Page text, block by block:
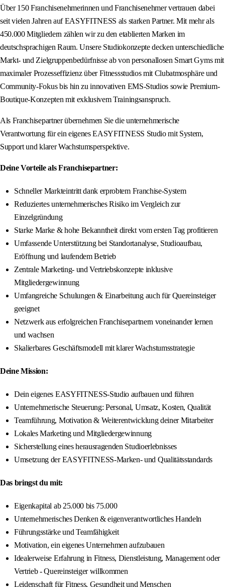
Über 150 Franchisenehmerinnen und Franchisenehmer vertrauen dabei
seit vielen Jahren auf EASYFITNESS als starken Partner. Mit mehr als
450.000 Mitgliedern zählen wir zu den etablierten Marken im
deutschsprachigen Raum. Unsere Studiokonzepte decken unterschiedliche
Markt- und Zielgruppenbedürfnisse ab von personallosen Smart Gyms mit
maximaler Prozesseffizienz über Fitnessstudios mit Clubatmosphäre und
Community-Fokus bis hin zu innovativen EMS-Studios sowie Premium-
Boutique-Konzepten mit exklusivem Trainingsanspruch.
Als Franchisepartner übernehmen Sie die unternehmerische
Verantwortung für ein eigenes EASYFITNESS Studio mit System,
Support und klarer Wachstumsperspektive.
Deine Vorteile als Franchisepartner:
Schneller Markteintritt dank erprobtem Franchise-System
Reduziertes unternehmerisches Risiko im Vergleich zur
Einzelgründung
Starke Marke & hohe Bekanntheit direkt vom ersten Tag profitieren
Umfassende Unterstützung bei Standortanalyse, Studioaufbau,
Eröffnung und laufendem Betrieb
Zentrale Marketing- und Vertriebskonzepte inklusive
Mitgliedergewinnung
Umfangreiche Schulungen & Einarbeitung auch für Quereinsteiger
geeignet
Netzwerk aus erfolgreichen Franchisepartnern voneinander lernen
und wachsen
Skalierbares Geschäftsmodell mit klarer Wachstumsstrategie
Deine Mission:
Dein eigenes EASYFITNESS-Studio aufbauen und führen
Unternehmerische Steuerung: Personal, Umsatz, Kosten, Qualität
Teamführung, Motivation & Weiterentwicklung deiner Mitarbeiter
Lokales Marketing und Mitgliedergewinnung
Sicherstellung eines herausragenden Studioerlebnisses
Umsetzung der EASYFITNESS-Marken- und Qualitätsstandards
Das bringst du mit:
Eigenkapital ab 25.000 bis 75.000
Unternehmerisches Denken & eigenverantwortliches Handeln
Führungsstärke und Teamfähigkeit
Motivation, ein eigenes Unternehmen aufzubauen
Idealerweise Erfahrung in Fitness, Dienstleistung, Management oder
Vertrieb - Quereinsteiger willkommen
Leidenschaft für Fitness, Gesundheit und Menschen